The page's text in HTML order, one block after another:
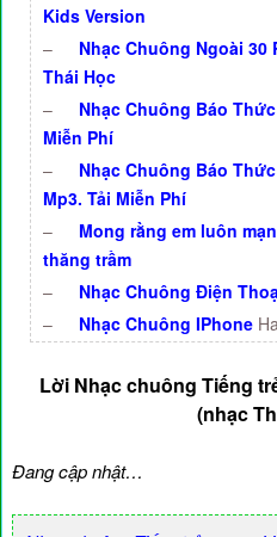
Kids Version
–
Nhạc Chuông Ngoài 30
Thái Học
–
Nhạc Chuông Báo
Miễn Phí
–
Nhạc Chuông Báo
Mp3. Tải Miễn Phí
–
Mong rằng em luôn
thăng trầm
–
Nhạc Chuông Điện
–
Nhạc Chuông IPhone
Lời Nhạc chuông Tiếng
(nhạc
Đang cập nhật…